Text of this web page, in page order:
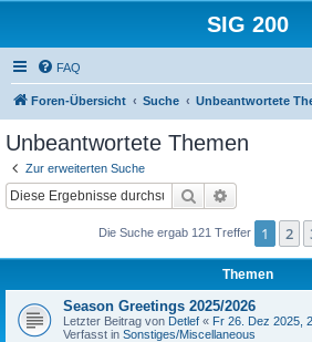
SIG 200
FAQ
Foren-Übersicht Suche Unbeantwortete
Unbeantwortete Themen
Zur erweiterten Suche
Suche
Die Suche ergab 121 Treffer 1 2
Themen
Season Greetings 2025/2026
Letzter Beitrag von Detlef « Fr 26. Dez 2025,
Verfasst in Sonstiges/Miscellaneous